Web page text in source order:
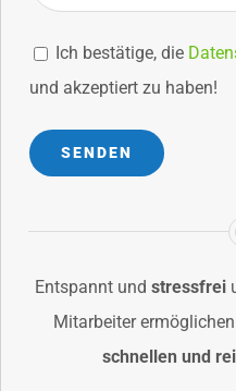
Ich bestätige, die
und akzeptiert zu haben!
Entspannt und stressfrei
Mitarbeiter
schnellen und